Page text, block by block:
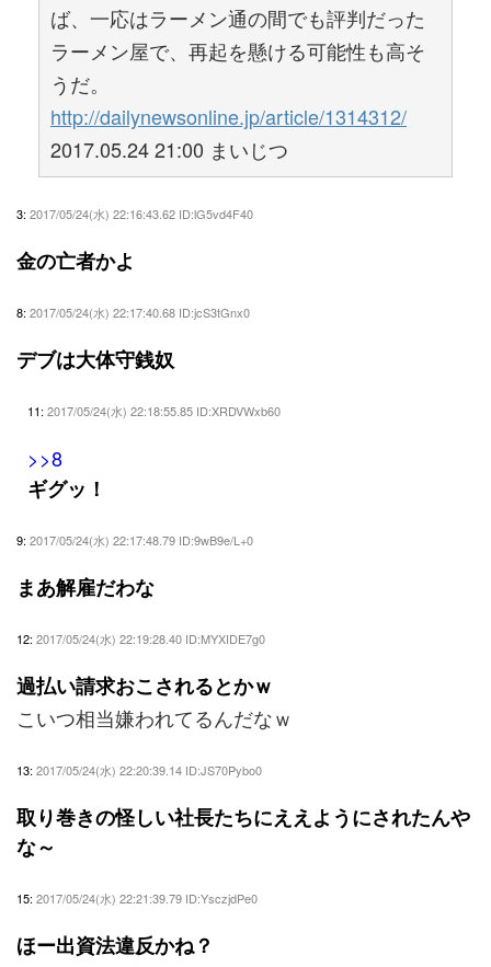
ば、一応はラーメン通の間でも評判だった
ラーメン屋で、再起を懸ける可能性も高そ
うだ。
http://dailynewsonline.jp/article/1314312/
2017.05.24 21:00 まいじつ
3: 2017/05/24(水) 22:16:43.62 ID:lG5vd4F40
金の亡者かよ
8: 2017/05/24(水) 22:17:40.68 ID:jcS3tGnx0
デブは大体守銭奴
11: 2017/05/24(水) 22:18:55.85 ID:XRDVWxb60
>>8
ギグッ！
9: 2017/05/24(水) 22:17:48.79 ID:9wB9e/L+0
まあ解雇だわな
12: 2017/05/24(水) 22:19:28.40 ID:MYXIDE7g0
過払い請求おこされるとかｗ
こいつ相当嫌われてるんだなｗ
13: 2017/05/24(水) 22:20:39.14 ID:JS70Pybo0
取り巻きの怪しい社長たちにええようにされたんや
な～
15: 2017/05/24(水) 22:21:39.79 ID:YsczjdPe0
ほー出資法違反かね？